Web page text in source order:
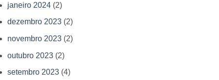
janeiro 2024 (2)
dezembro 2023 (2)
novembro 2023 (2)
outubro 2023 (2)
setembro 2023 (4)